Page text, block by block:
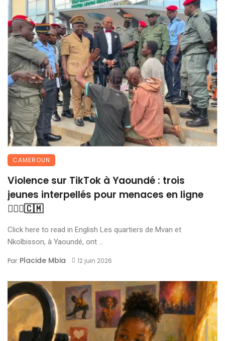
CAMEROUN
Violence sur TikTok à Yaoundé : trois
jeunes interpellés pour menaces en ligne
👮🏾‍♂️🇨🇲
Click here to read in English Les quartiers de Mvan et
Nkolbisson, à Yaoundé, ont ...
Par Placide Mbia 12 juin 2026